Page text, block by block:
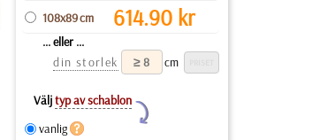
108x89 cm 614.90kr
... eller ...
din storlek
cm
Väljtyp av schablon
Y
vanlig